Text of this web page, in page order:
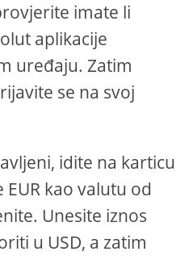
imate li
aplikacije
uređaju. Zatim
se na svoj
idite na karticu
kao valutu od
Unesite iznos
u USD, a zatim